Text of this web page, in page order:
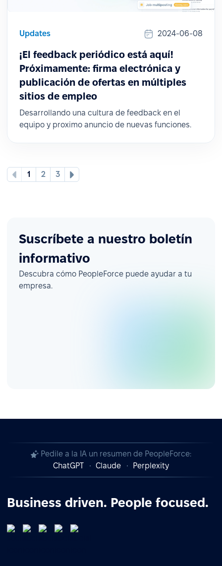
Updates 2024-06-08
¡El feedback periódico está aquí!
Próximamente: firma electrónica y
publicación de ofertas en múltiples
sitios de empleo
Desarrollando una cultura de feedback en el
equipo y proximo anuncio de nuevas funciones.
1 2 3
Suscríbete a nuestro boletín
informativo
Descubra cómo PeopleForce puede ayudar a tu
empresa.
Pedile a la IA un resumen de PeopleForce:
ChatGPT
Claude Perplexity
Business driven. People focused.